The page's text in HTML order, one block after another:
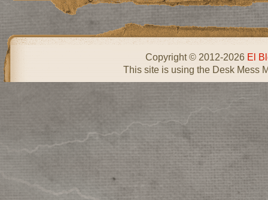
Copyright © 2012-2026 El
This site is using the Desk Mess